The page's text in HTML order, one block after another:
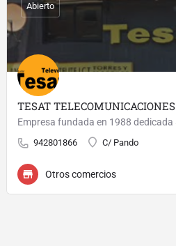
TESAT TELECOMUNICACIONES
942801866 C/ Pando
Abierto
Otros comercios